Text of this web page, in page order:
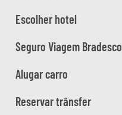
Escolher hotel
Seguro Viagem Bradesco
Alugar carro
Reservar trânsfer